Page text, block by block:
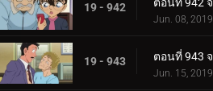
19 - 942
Jun. 08, 2019
19 - 943
Jun. 15, 2019